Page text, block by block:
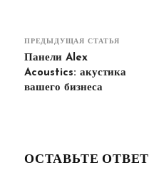
ПРЕДЫДУЩАЯ СТАТЬЯ
Панели Alex
Acoustics: акустика
вашего бизнеса
ОСТАВЬТЕ ОТВЕТ